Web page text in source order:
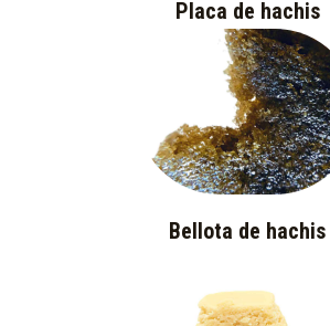
Placa de hachis
Bellota de hachis